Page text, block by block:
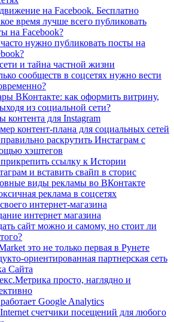
на Facebook. Бесплатно
время лучше всего публиковать
на Facebook?
нужно публиковать посты на
и тайна частной жизни
сообществ в соцсетях нужно вести
ВКонтакте: как оформить витрину,
из социальной сети?
контента для Instagram
контент-плана для социальных сетей
раскрутить Инстаграм с
хэштегов
ссылку к Истории
и вставить свайп в сторис
виды рекламы во ВКонтакте
реклама в соцсетях
интернет-магазина
интернет магазина
сайт можно и самому, но стоит ли
это не только первая в Рунете
ориентированная партнерская сеть
Сайта
просто, наглядно и
Google Analytics
счетчики посещений для любого